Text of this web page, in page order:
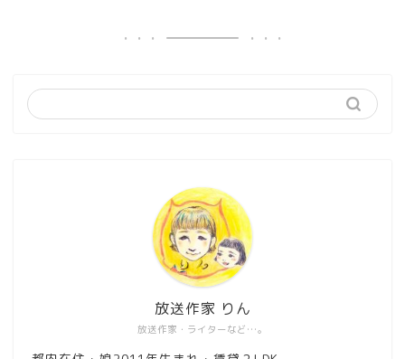
放送作家・ライターなど…。
放送作家 りん